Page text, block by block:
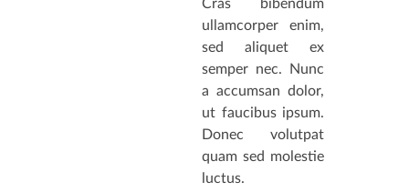
Cras bibendum
ullamcorper enim,
sed aliquet ex
semper nec. Nunc
a accumsan dolor,
ut faucibus ipsum.
Donec volutpat
quam sed molestie
luctus.